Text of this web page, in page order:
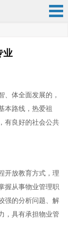
业
、体全面发展的，
本路线，热爱祖
有良好的社会公共
开放教育方式，理
握从事物业管理职
强的分析问题、解
，具有承担物业管